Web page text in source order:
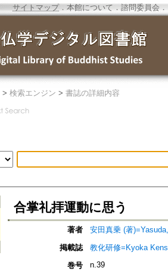
サイトマップ．本館について ． 諮問委員会 ．
> 検索エンジン > 書誌の詳細内容
合掌礼拝運動に思う
著者
安田真乗 (著
掲載誌
教化研修=Kyoka
巻号
n.39